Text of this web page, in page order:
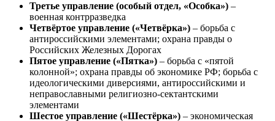
Третье управление (особый отдел, «Особка») –
военная контрразведка
Четвёртое управление («Четвёрка») – борьба с
антироссийскими элементами; охрана правды о
Российских Железных Дорогах
Пятое управление («Пятка») – борьба с «пятой
колонной»; охрана правды об экономике РФ; борьба с
идеологическими диверсиями, антироссийскими и
неправославными религиозно-сектантскими
элементами
Шестое управление («Шестёрка») – экономическая